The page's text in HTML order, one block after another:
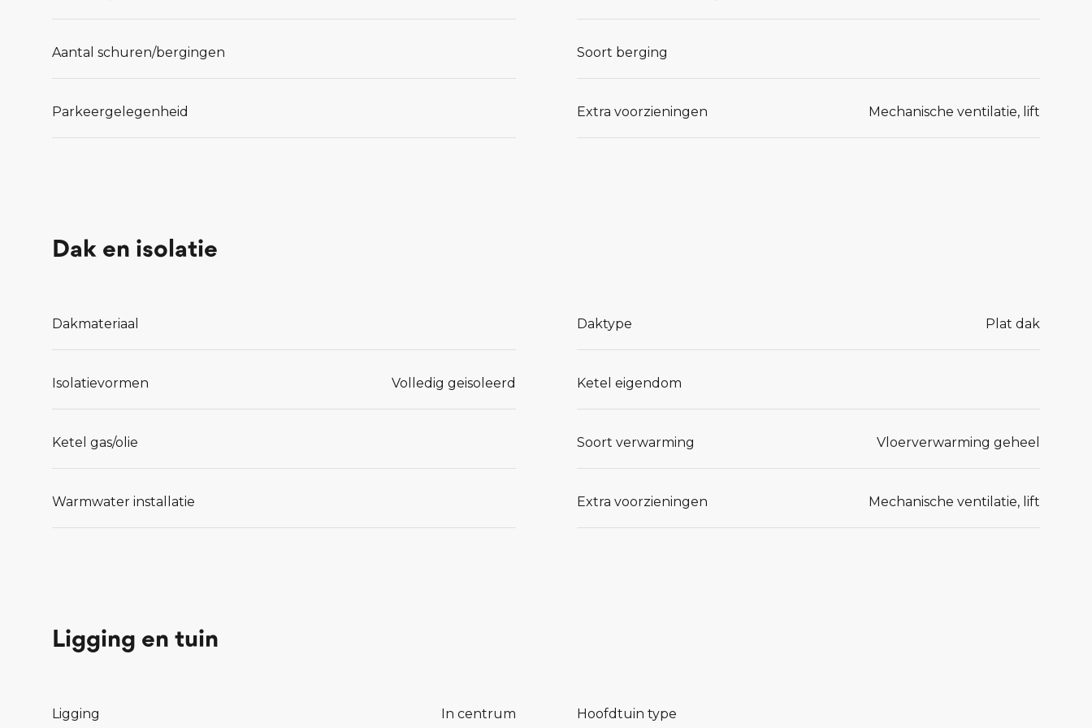
Aantal schuren/bergingen Soort berging
Parkeergelegenheid Extra voorzieningen Mechanische ventilatie, lift
Dak en isolatie
Dakmateriaal Daktype Plat dak
Isolatievormen Volledig geisoleerd Ketel eigendom
Ketel gas/olie Soort verwarming Vloerverwarming geheel
Warmwater installatie Extra voorzieningen Mechanische ventilatie, lift
Ligging en tuin
Ligging In centrum Hoofdtuin type